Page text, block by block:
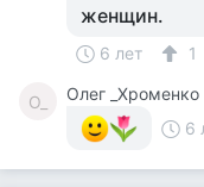
женщин.
6 лет 1
О_
Олег _Хроменко
6